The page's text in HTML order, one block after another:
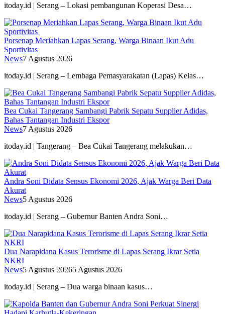
itoday.id | Serang – Lokasi pembangunan Koperasi Desa…
Porsenap Meriahkan Lapas Serang, Warga Binaan Ikut Adu
Sportivitas
News7 Agustus 2026
itoday.id | Serang – Lembaga Pemasyarakatan (Lapas) Kelas…
Bea Cukai Tangerang Sambangi Pabrik Sepatu Supplier Adidas,
Bahas Tantangan Industri Ekspor
News7 Agustus 2026
itoday.id | Tangerang – Bea Cukai Tangerang melakukan…
Andra Soni Didata Sensus Ekonomi 2026, Ajak Warga Beri Data
Akurat
News5 Agustus 2026
itoday.id | Serang – Gubernur Banten Andra Soni…
Dua Narapidana Kasus Terorisme di Lapas Serang Ikrar Setia
NKRI
News5 Agustus 20265 Agustus 2026
itoday.id | Serang – Dua warga binaan kasus…